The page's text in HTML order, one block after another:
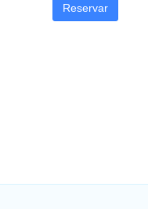
Reservar